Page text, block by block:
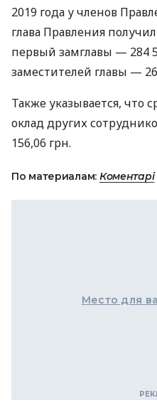
2019 года у членов
глава Правления
первый замглавы — 284
заместителей главы —
Также указывается, что
оклад других
156,06 грн.
По материалам: Коментарі
Место для